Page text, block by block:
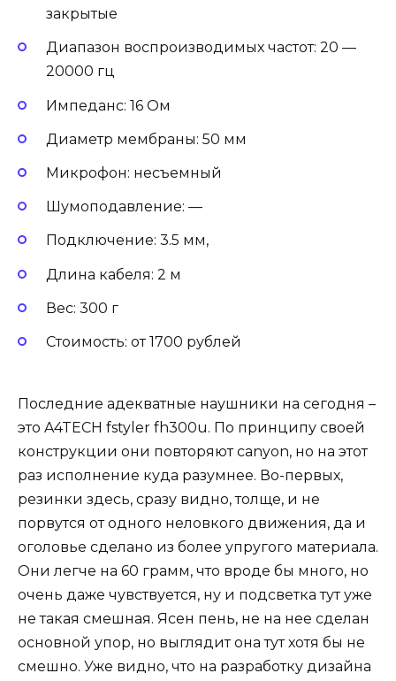
закрытые
Диапазон воспроизводимых частот: 20 —
20000 гц
Импеданс: 16 Ом
Диаметр мембраны: 50 мм
Микрофон: несъемный
Шумоподавление: —
Подключение: 3.5 мм,
Длина кабеля: 2 м
Вес: 300 г
Стоимость: от 1700 рублей
Последние адекватные наушники на сегодня –
это A4TECH fstyler fh300u. По принципу своей
конструкции они повторяют canyon, но на этот
раз исполнение куда разумнее. Во-первых,
резинки здесь, сразу видно, толще, и не
порвутся от одного неловкого движения, да и
оголовье сделано из более упругого материала.
Они легче на 60 грамм, что вроде бы много, но
очень даже чувствуется, ну и подсветка тут уже
не такая смешная. Ясен пень, не на нее сделан
основной упор, но выглядит она тут хотя бы не
смешно. Уже видно, что на разработку дизайна